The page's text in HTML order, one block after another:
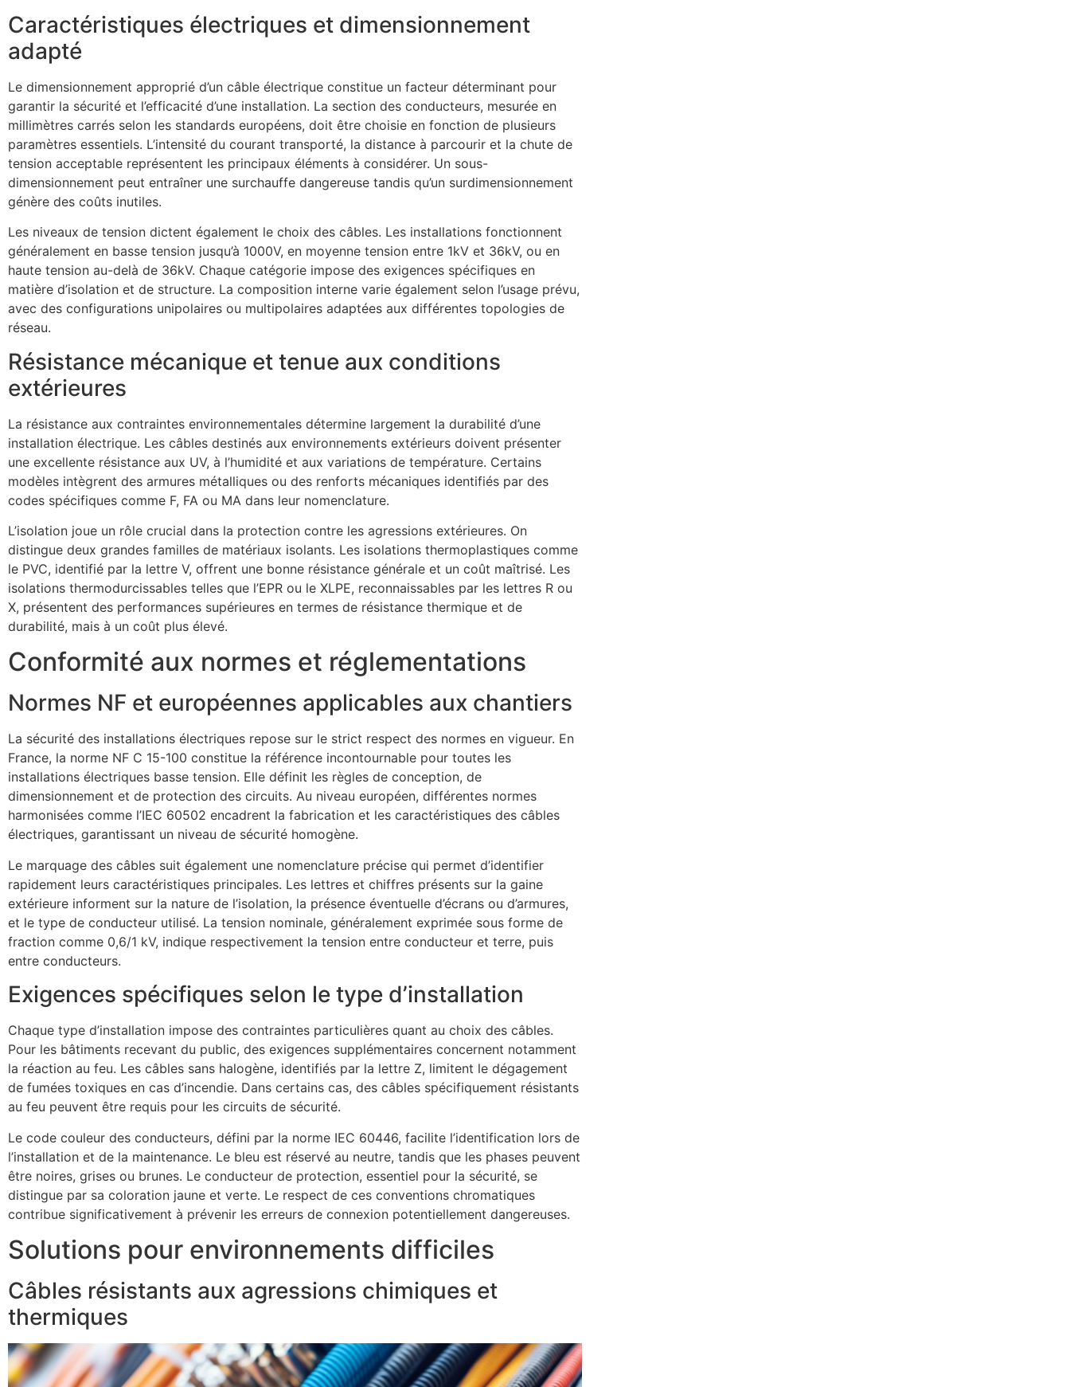
Caractéristiques électriques et dimensionnement
adapté
Le dimensionnement approprié d’un câble électrique constitue un facteur déterminant pour
garantir la sécurité et l’efficacité d’une installation. La section des conducteurs, mesurée en
millimètres carrés selon les standards européens, doit être choisie en fonction de plusieurs
paramètres essentiels. L’intensité du courant transporté, la distance à parcourir et la chute de
tension acceptable représentent les principaux éléments à considérer. Un sous-
dimensionnement peut entraîner une surchauffe dangereuse tandis qu’un surdimensionnement
génère des coûts inutiles.
Les niveaux de tension dictent également le choix des câbles. Les installations fonctionnent
généralement en basse tension jusqu’à 1000V, en moyenne tension entre 1kV et 36kV, ou en
haute tension au-delà de 36kV. Chaque catégorie impose des exigences spécifiques en
matière d’isolation et de structure. La composition interne varie également selon l’usage prévu,
avec des configurations unipolaires ou multipolaires adaptées aux différentes topologies de
réseau.
Résistance mécanique et tenue aux conditions
extérieures
La résistance aux contraintes environnementales détermine largement la durabilité d’une
installation électrique. Les câbles destinés aux environnements extérieurs doivent présenter
une excellente résistance aux UV, à l’humidité et aux variations de température. Certains
modèles intègrent des armures métalliques ou des renforts mécaniques identifiés par des
codes spécifiques comme F, FA ou MA dans leur nomenclature.
L’isolation joue un rôle crucial dans la protection contre les agressions extérieures. On
distingue deux grandes familles de matériaux isolants. Les isolations thermoplastiques comme
le PVC, identifié par la lettre V, offrent une bonne résistance générale et un coût maîtrisé. Les
isolations thermodurcissables telles que l’EPR ou le XLPE, reconnaissables par les lettres R ou
X, présentent des performances supérieures en termes de résistance thermique et de
durabilité, mais à un coût plus élevé.
Conformité aux normes et réglementations
Normes NF et européennes applicables aux chantiers
La sécurité des installations électriques repose sur le strict respect des normes en vigueur. En
France, la norme NF C 15-100 constitue la référence incontournable pour toutes les
installations électriques basse tension. Elle définit les règles de conception, de
dimensionnement et de protection des circuits. Au niveau européen, différentes normes
harmonisées comme l’IEC 60502 encadrent la fabrication et les caractéristiques des câbles
électriques, garantissant un niveau de sécurité homogène.
Le marquage des câbles suit également une nomenclature précise qui permet d’identifier
rapidement leurs caractéristiques principales. Les lettres et chiffres présents sur la gaine
extérieure informent sur la nature de l’isolation, la présence éventuelle d’écrans ou d’armures,
et le type de conducteur utilisé. La tension nominale, généralement exprimée sous forme de
fraction comme 0,6/1 kV, indique respectivement la tension entre conducteur et terre, puis
entre conducteurs.
Exigences spécifiques selon le type d’installation
Chaque type d’installation impose des contraintes particulières quant au choix des câbles.
Pour les bâtiments recevant du public, des exigences supplémentaires concernent notamment
la réaction au feu. Les câbles sans halogène, identifiés par la lettre Z, limitent le dégagement
de fumées toxiques en cas d’incendie. Dans certains cas, des câbles spécifiquement résistants
au feu peuvent être requis pour les circuits de sécurité.
Le code couleur des conducteurs, défini par la norme IEC 60446, facilite l’identification lors de
l’installation et de la maintenance. Le bleu est réservé au neutre, tandis que les phases peuvent
être noires, grises ou brunes. Le conducteur de protection, essentiel pour la sécurité, se
distingue par sa coloration jaune et verte. Le respect de ces conventions chromatiques
contribue significativement à prévenir les erreurs de connexion potentiellement dangereuses.
Solutions pour environnements difficiles
Câbles résistants aux agressions chimiques et
thermiques